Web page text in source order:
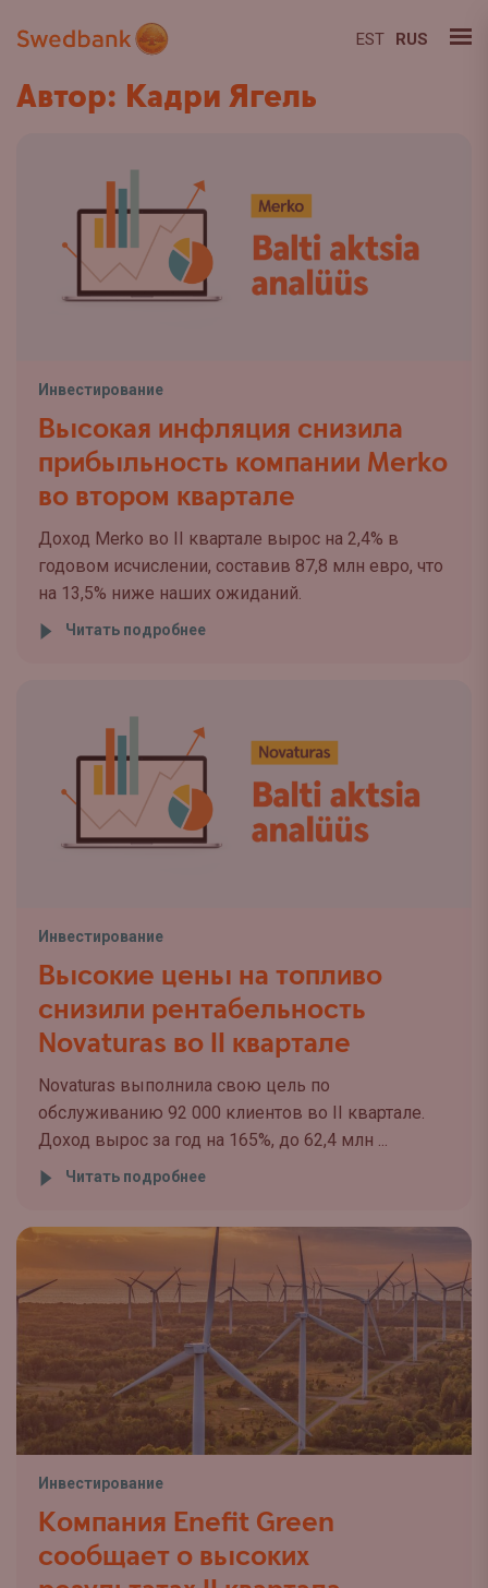
EST RUS
Автор: Кадри Ягель
Инвестирование
Высокая инфляция снизила
прибыльность компании Merko
во втором квартале
Доход Merko во II квартале вырос на 2,4% в
годовом исчислении, составив 87,8 млн евро, что
на 13,5% ниже наших ожиданий.
Читать подробнее
Инвестирование
Высокие цены на топливо
снизили рентабельность
Novaturas во II квартале
Novaturas выполнила свою цель по
обслуживанию 92 000 клиентов во II квартале.
Доход вырос за год на 165%, до 62,4 млн ...
Читать подробнее
Инвестирование
Компания Enefit Green
сообщает о высоких